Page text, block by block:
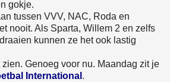
gokje.
tussen VVV, NAC, Roda en
nooit. Als Sparta, Willem 2 en zelfs
kunnen ze het ook lastig
zien. Genoeg voor nu. Maandag zit je
International .